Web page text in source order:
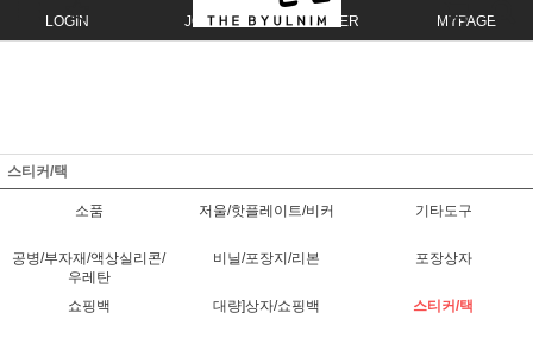
LOGIN JOIN ORDER MYPAGE
스티커/택
소품 저울/핫플레이트/비커 기타도구
공병/부자재/액상실리콘/
우레탄
비닐/포장지/리본 포장상자
쇼핑백 대량]상자/쇼핑백 스티커/택